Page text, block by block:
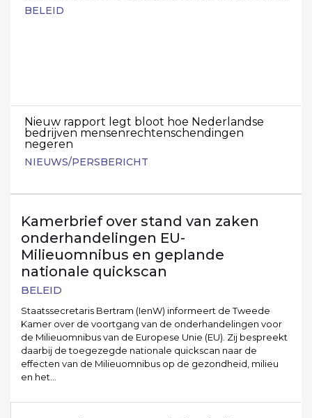
BELEID
Nieuw rapport legt bloot hoe Nederlandse
bedrijven mensenrechtenschendingen
negeren
NIEUWS/PERSBERICHT
Kamerbrief over stand van zaken
onderhandelingen EU-
Milieuomnibus en geplande
nationale quickscan
BELEID
Staatssecretaris Bertram (IenW) informeert de Tweede
Kamer over de voortgang van de onderhandelingen voor
de Milieuomnibus van de Europese Unie (EU). Zij bespreekt
daarbij de toegezegde nationale quickscan naar de
effecten van de Milieuomnibus op de gezondheid, milieu
en het…